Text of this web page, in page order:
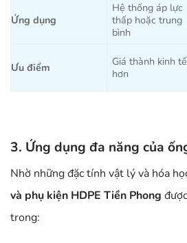
Ứng dụng
Hệ thống áp lực
thấp hoặc trung
bình
Ưu điểm
Giá thành kinh tế
hơn
3. Ứng dụng đa năng của
Nhờ những đặc tính vật lý và hóa
và phụ kiện HDPE Tiền Phong
trong: